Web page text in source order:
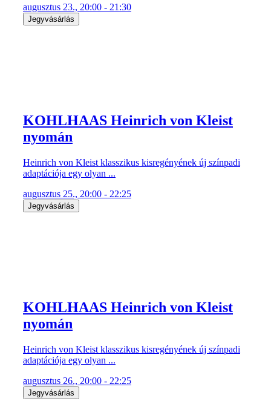
augusztus 23., 20:00 - 21:30
Jegyvásárlás
KOHLHAAS Heinrich von Kleist
nyomán
Heinrich von Kleist klasszikus kisregényének új színpadi
adaptációja egy olyan ...
augusztus 25., 20:00 - 22:25
Jegyvásárlás
KOHLHAAS Heinrich von Kleist
nyomán
Heinrich von Kleist klasszikus kisregényének új színpadi
adaptációja egy olyan ...
augusztus 26., 20:00 - 22:25
Jegyvásárlás